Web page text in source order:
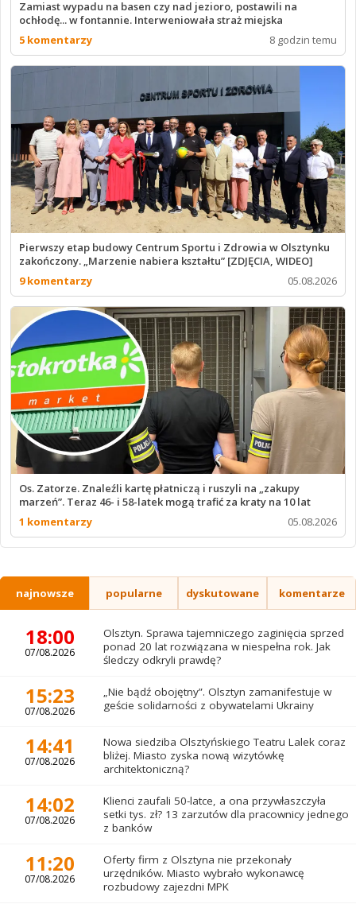
Zamiast wypadu na basen czy nad jezioro, postawili na
ochłodę... w fontannie. Interweniowała straż miejska
5 komentarzy
8 godzin temu
Pierwszy etap budowy Centrum Sportu i Zdrowia w Olsztynku
zakończony. „Marzenie nabiera kształtu” [ZDJĘCIA, WIDEO]
9 komentarzy
05.08.2026
Os. Zatorze. Znaleźli kartę płatniczą i ruszyli na „zakupy
marzeń”. Teraz 46- i 58-latek mogą trafić za kraty na 10 lat
1 komentarzy
05.08.2026
najnowsze popularne dyskutowane komentarze
18:00
07/08.2026
Olsztyn. Sprawa tajemniczego zaginięcia sprzed
ponad 20 lat rozwiązana w niespełna rok. Jak
śledczy odkryli prawdę?
15:23
07/08.2026
„Nie bądź obojętny”. Olsztyn zamanifestuje w
geście solidarności z obywatelami Ukrainy
14:41
07/08.2026
Nowa siedziba Olsztyńskiego Teatru Lalek coraz
bliżej. Miasto zyska nową wizytówkę
architektoniczną?
14:02
07/08.2026
Klienci zaufali 50-latce, a ona przywłaszczyła
setki tys. zł? 13 zarzutów dla pracownicy jednego
z banków
11:20
07/08.2026
Oferty firm z Olsztyna nie przekonały
urzędników. Miasto wybrało wykonawcę
rozbudowy zajezdni MPK